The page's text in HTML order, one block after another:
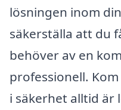
lösningen inom
säkerställa att du
behöver av en
professionell.
i säkerhet alltid är